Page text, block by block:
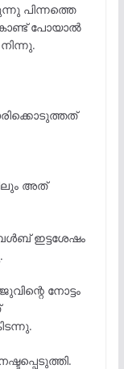
പിന്നത്തെ
കൊണ്ട് പോയാൽ
അത്
ഇട്ടശേഷം
നോട്ടം